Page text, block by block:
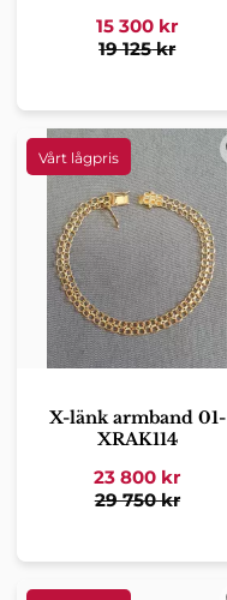
15 300 kr
19 125kr
X-länk armband 01-
XRAK114
23 800 kr
29 750kr